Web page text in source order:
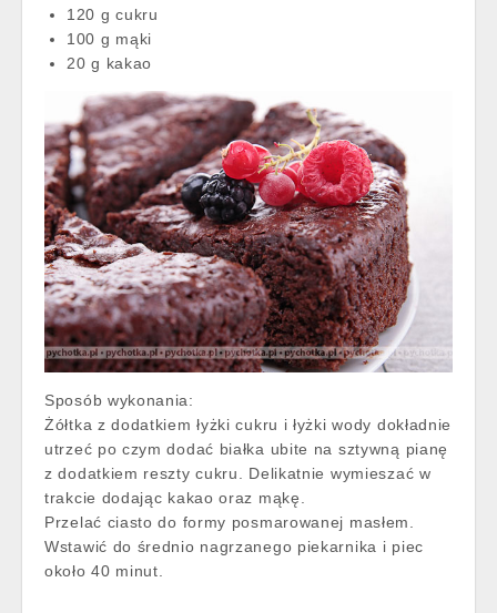
120 g cukru
100 g mąki
20 g kakao
Sposób wykonania:
Żółtka z dodatkiem łyżki cukru i łyżki wody dokładnie
utrzeć po czym dodać białka ubite na sztywną pianę
z dodatkiem reszty cukru. Delikatnie wymieszać w
trakcie dodając kakao oraz mąkę.
Przelać ciasto do formy posmarowanej masłem.
Wstawić do średnio nagrzanego piekarnika i piec
około 40 minut.